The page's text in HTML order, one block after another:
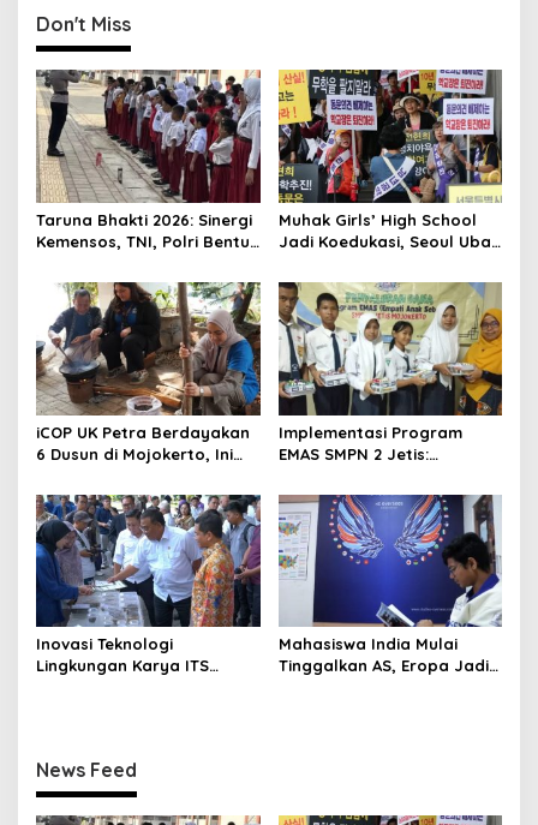
n
a
v
i
g
a
t
i
n
Don't Miss
Taruna Bhakti 2026: Sinergi
Kemensos, TNI, Polri Bentuk
Muhak Girls’ High School
Jadi Koedukasi, Seoul Ubah
iCOP UK Petra Berdayakan
6 Dusun di Mojokerto, Ini
Implementasi Program
EMAS SMPN 2 Jetis:
Pancasila
Inovasi Teknologi
Lingkungan Karya ITS
Mahasiswa India Mulai
Tinggalkan AS, Eropa Jadi
News Feed